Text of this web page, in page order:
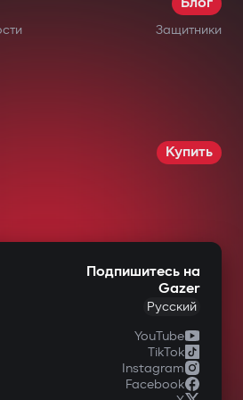
интернет-магазинах
электроники;
магазинах
техники.
Защитники
Купить
Подпишитесь на
Gazer
Русский
YouTube
TikTok
Instagram
Facebook